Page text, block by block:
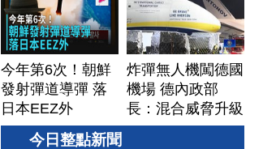
今年第6次！朝鮮
發射彈道導彈 落
日本EEZ外
炸彈無人機闖德國
機場 德內政部
長：混合威脅升級
今日整點新聞